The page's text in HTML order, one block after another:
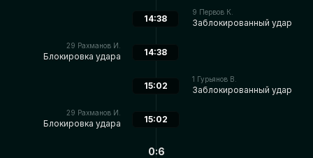
9 Первов К.
Заблокированный удар
14:38
29 Рахманов И.
Блокировка удара 14:38
1 Гурьянов В.
Заблокированный удар
15:02
29 Рахманов И.
Блокировка удара 15:02
0:6